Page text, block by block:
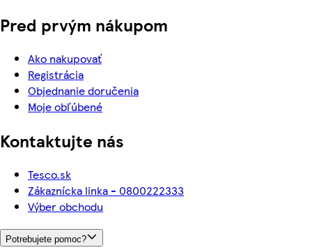
Pred prvým nákupom
Ako nakupovať
Registrácia
Objednanie doručenia
Moje obľúbené
Kontaktujte nás
Tesco.sk
Zákaznícka linka - 0800222333
Výber obchodu
Potrebujete pomoc?